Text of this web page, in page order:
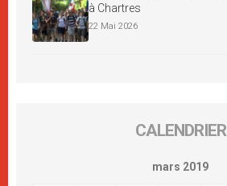
à Chartres
22 Mai 2026
CALENDRIER
mars 2019